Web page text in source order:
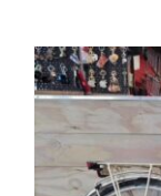
Contact